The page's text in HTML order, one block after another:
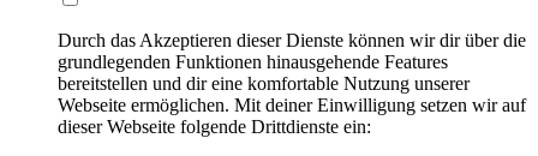
Durch das Akzeptieren dieser Dienste können wir dir über die
grundlegenden Funktionen hinausgehende Features
bereitstellen und dir eine komfortable Nutzung unserer
Webseite ermöglichen. Mit deiner Einwilligung setzen wir auf
dieser Webseite folgende Drittdienste ein: